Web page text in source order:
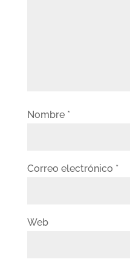
Nombre *
Correo electrónico *
Web